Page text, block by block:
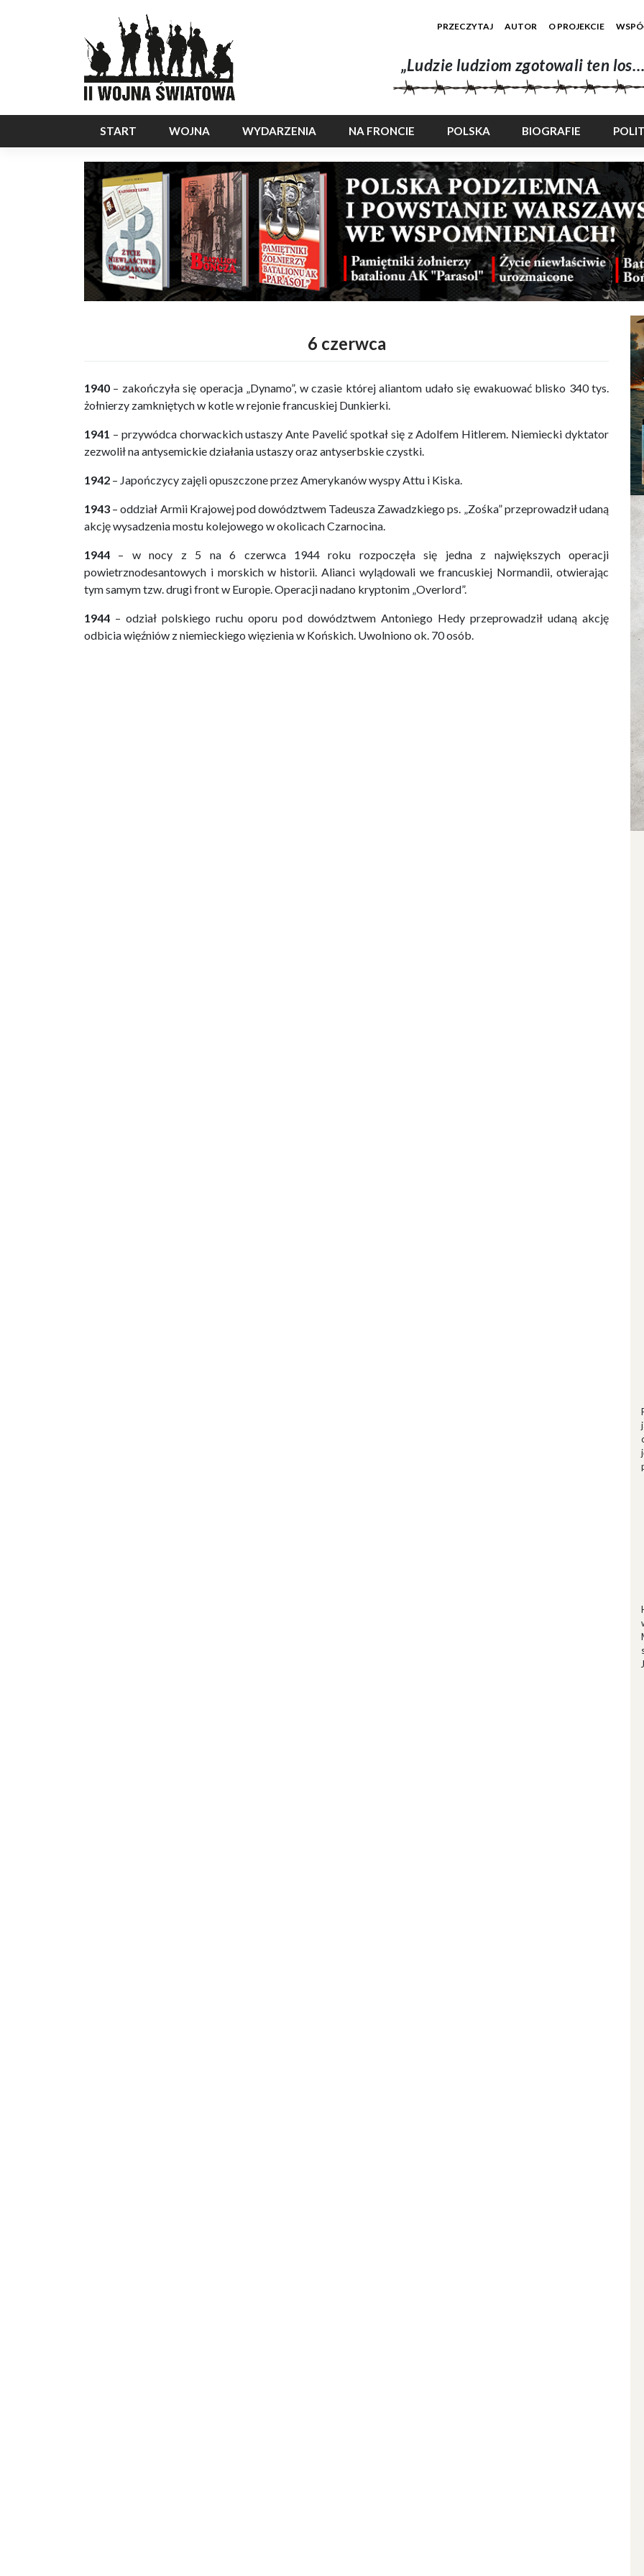
PRZECZYTAJ AUTOR O PROJEKCIE
„Ludzie ludziom zgotowali ten
START WOJNA WYDARZENIA NA FRONCIE POLSKA BIOGRAFIE
6 czerwca
1940 – zakończyła się operacja „Dynamo”, w czasie której aliantom udało się ewakuować blisko 340 tys.
żołnierzy zamkniętych w kotle w rejonie francuskiej Dunkierki.
1941 – przywódca chorwackich ustaszy Ante Pavelić spotkał się z Adolfem Hitlerem. Niemiecki dyktator
zezwolił na antysemickie działania ustaszy oraz antyserbskie czystki.
1942 – Japończycy zajęli opuszczone przez Amerykanów wyspy Attu i Kiska.
1943 – oddział Armii Krajowej pod dowództwem Tadeusza Zawadzkiego ps. „Zośka” przeprowadził udaną
akcję wysadzenia mostu kolejowego w okolicach Czarnocina.
1944 – w nocy z 5 na 6 czerwca 1944 roku rozpoczęła się jedna z największych operacji
powietrznodesantowych i morskich w historii. Alianci wylądowali we francuskiej Normandii, otwierając
tym samym tzw. drugi front w Europie. Operacji nadano kryptonim „Overlord”.
1944 – odział polskiego ruchu oporu pod dowództwem Antoniego Hedy przeprowadził udaną akcję
odbicia więźniów z niemieckiego więzienia w Końskich. Uwolniono ok. 70 osób.